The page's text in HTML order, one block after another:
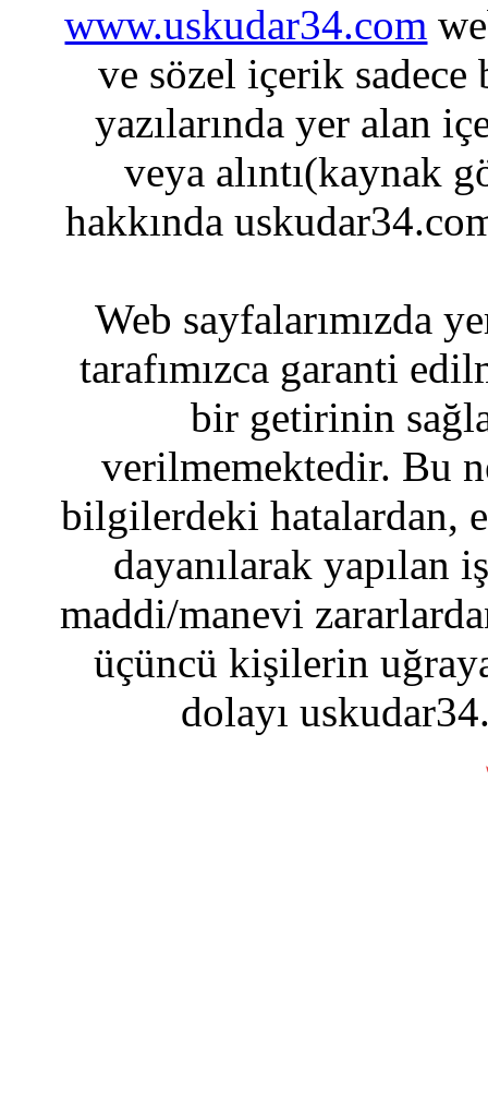
www.uskudar34.com
ve sözel içerik sadece
yazılarında yer alan
veya alıntı(kaynak
hakkında
Web sayfalarımızda
tarafımızca garanti
bir getirinin
verilmemektedir. Bu
bilgilerdeki hatalardan,
dayanılarak yapılan
maddi/manevi
üçüncü kişilerin
dolayı